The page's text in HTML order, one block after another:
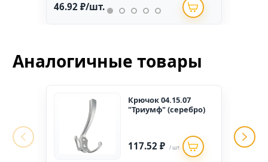
46.92 ₽/шт.
Аналогичные товары
Крючок 04.15.07
"Триумф" (серебро)
117.52 ₽ / шт.